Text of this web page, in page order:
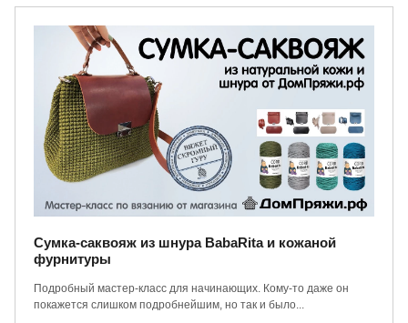
Сумка-саквояж из шнура BabaRita и кожаной
фурнитуры
Подробный мастер-класс для начинающих. Кому-то даже он
покажется слишком подробнейшим, но так и было...